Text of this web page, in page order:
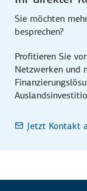
Sie möchten
besprechen?
Profitieren Sie
Netzwerken und
Jetzt Kontakt